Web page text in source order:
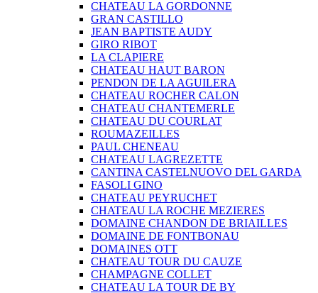
CHATEAU LA GORDONNE
GRAN CASTILLO
JEAN BAPTISTE AUDY
GIRO RIBOT
LA CLAPIERE
CHATEAU HAUT BARON
PENDON DE LA AGUILERA
CHATEAU ROCHER CALON
CHATEAU CHANTEMERLE
CHATEAU DU COURLAT
ROUMAZEILLES
PAUL CHENEAU
CHATEAU LAGREZETTE
CANTINA CASTELNUOVO DEL GARDA
FASOLI GINO
CHATEAU PEYRUCHET
CHATEAU LA ROCHE MEZIERES
DOMAINE CHANDON DE BRIAILLES
DOMAINE DE FONTBONAU
DOMAINES OTT
CHATEAU TOUR DU CAUZE
CHAMPAGNE COLLET
CHATEAU LA TOUR DE BY